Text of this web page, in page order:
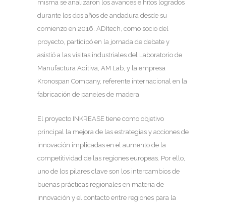
misma se analizaron los avances e hitos logrados
durante los dos años de andadura desde su
comienzo en 2016. ADItech, como socio del
proyecto, participó en la jornada de debate y
asistió a las visitas industriales del Laboratorio de
Manufactura Aditiva, AM Lab, y la empresa
Kronospan Company, referente internacional en la
fabricación de paneles de madera.
El proyecto INKREASE tiene como objetivo
principal la mejora de las estrategias y acciones de
innovación implicadas en el aumento de la
competitividad de las regiones europeas. Por ello,
uno de los pilares clave son los intercambios de
buenas prácticas regionales en materia de
innovación y el contacto entre regiones para la